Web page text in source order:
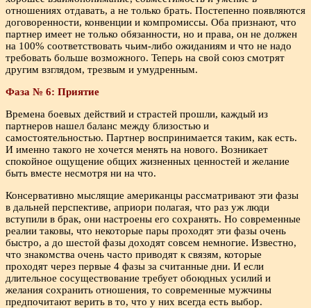
отношениях отдавать, а не только брать. Постепенно появляются
договоренности, конвенции и компромиссы. Оба признают, что
партнер имеет не только обязанности, но и права, он не должен
на 100% соответствовать чьим-либо ожиданиям и что не надо
требовать больше возможного. Теперь на свой союз смотрят
другим взглядом, трезвым и умудренным.
Фаза № 6: Приятие
Времена боевых действий и страстей прошли, каждый из
партнеров нашел баланс между близостью и
самостоятельностью. Партнер воспринимается таким, как есть.
И именно такого не хочется менять на нового. Возникает
спокойное ощущение общих жизненных ценностей и желание
быть вместе несмотря ни на что.
Консервативно мыслящие американцы рассматривают эти фазы
в дальней перспективе, априори полагая, что раз уж люди
вступили в брак, они настроены его сохранять. Но современные
реалии таковы, что некоторые пары проходят эти фазы очень
быстро, а до шестой фазы доходят совсем немногие. Известно,
что знакомства очень часто приводят к связям, которые
проходят через первые 4 фазы за считанные дни. И если
длительное сосуществование требует обоюдных усилий и
желания сохранить отношения, то современные мужчины
предпочитают верить в то, что у них всегда есть выбор.